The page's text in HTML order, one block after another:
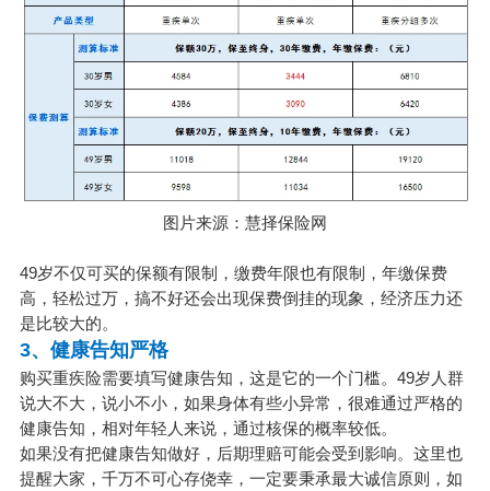
图片来源：慧择保险网
49岁不仅可买的保额有限制，缴费年限也有限制，年缴保费
高，轻松过万，搞不好还会出现保费倒挂的现象，经济压力还
是比较大的。
3、健康告知严格
购买重疾险需要填写健康告知，这是它的一个门槛。49岁人群
说大不大，说小不小，如果身体有些小异常，很难通过严格的
健康告知，相对年轻人来说，通过核保的概率较低。
如果没有把健康告知做好，后期理赔可能会受到影响。这里也
提醒大家，千万不可心存侥幸，一定要秉承最大诚信原则，如